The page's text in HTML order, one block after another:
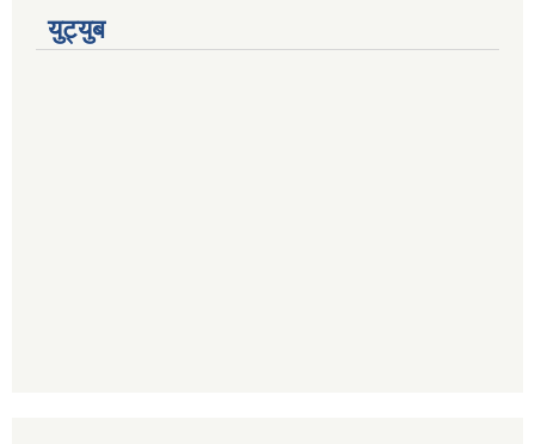
युट्युब